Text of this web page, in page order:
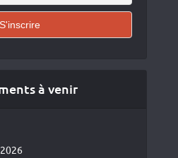
à venir